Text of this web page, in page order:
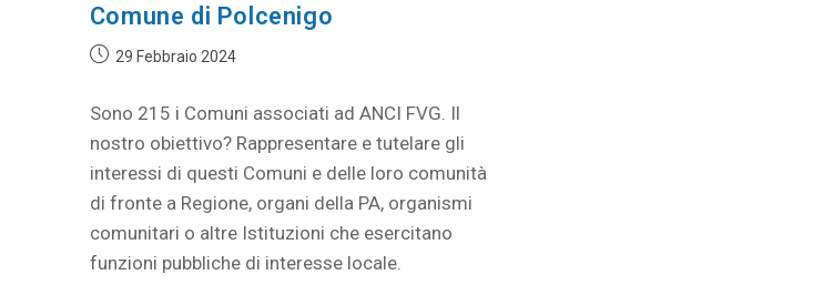
Comune di Polcenigo
29 Febbraio 2024
Sono 215 i Comuni associati ad ANCI FVG. Il
nostro obiettivo? Rappresentare e tutelare gli
interessi di questi Comuni e delle loro comunità
di fronte a Regione, organi della PA, organismi
comunitari o altre Istituzioni che esercitano
funzioni pubbliche di interesse locale.